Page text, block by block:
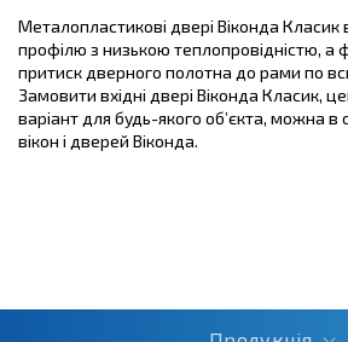
Металопластикові двері Віконда Класик
профілю з низькою теплопровідністю, а
притиск дверного полотна до рами по
Замовити вхідні двері Віконда Класик,
варіант для будь-якого об’єкта, можна в
вікон і дверей Віконда.